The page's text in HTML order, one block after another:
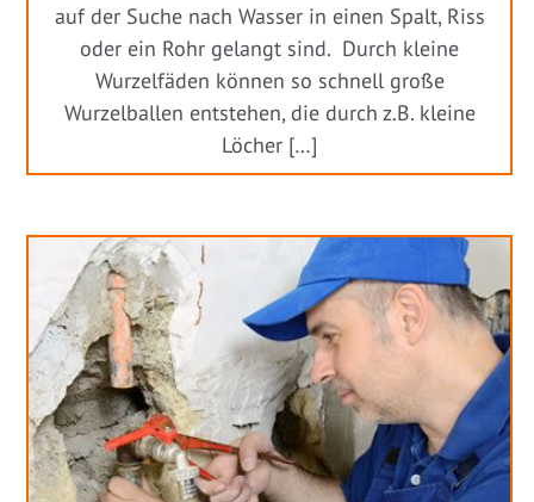
auf der Suche nach Wasser in einen Spalt, Riss
oder ein Rohr gelangt sind. Durch kleine
Wurzelfäden können so schnell große
Wurzelballen entstehen, die durch z.B. kleine
Löcher […]